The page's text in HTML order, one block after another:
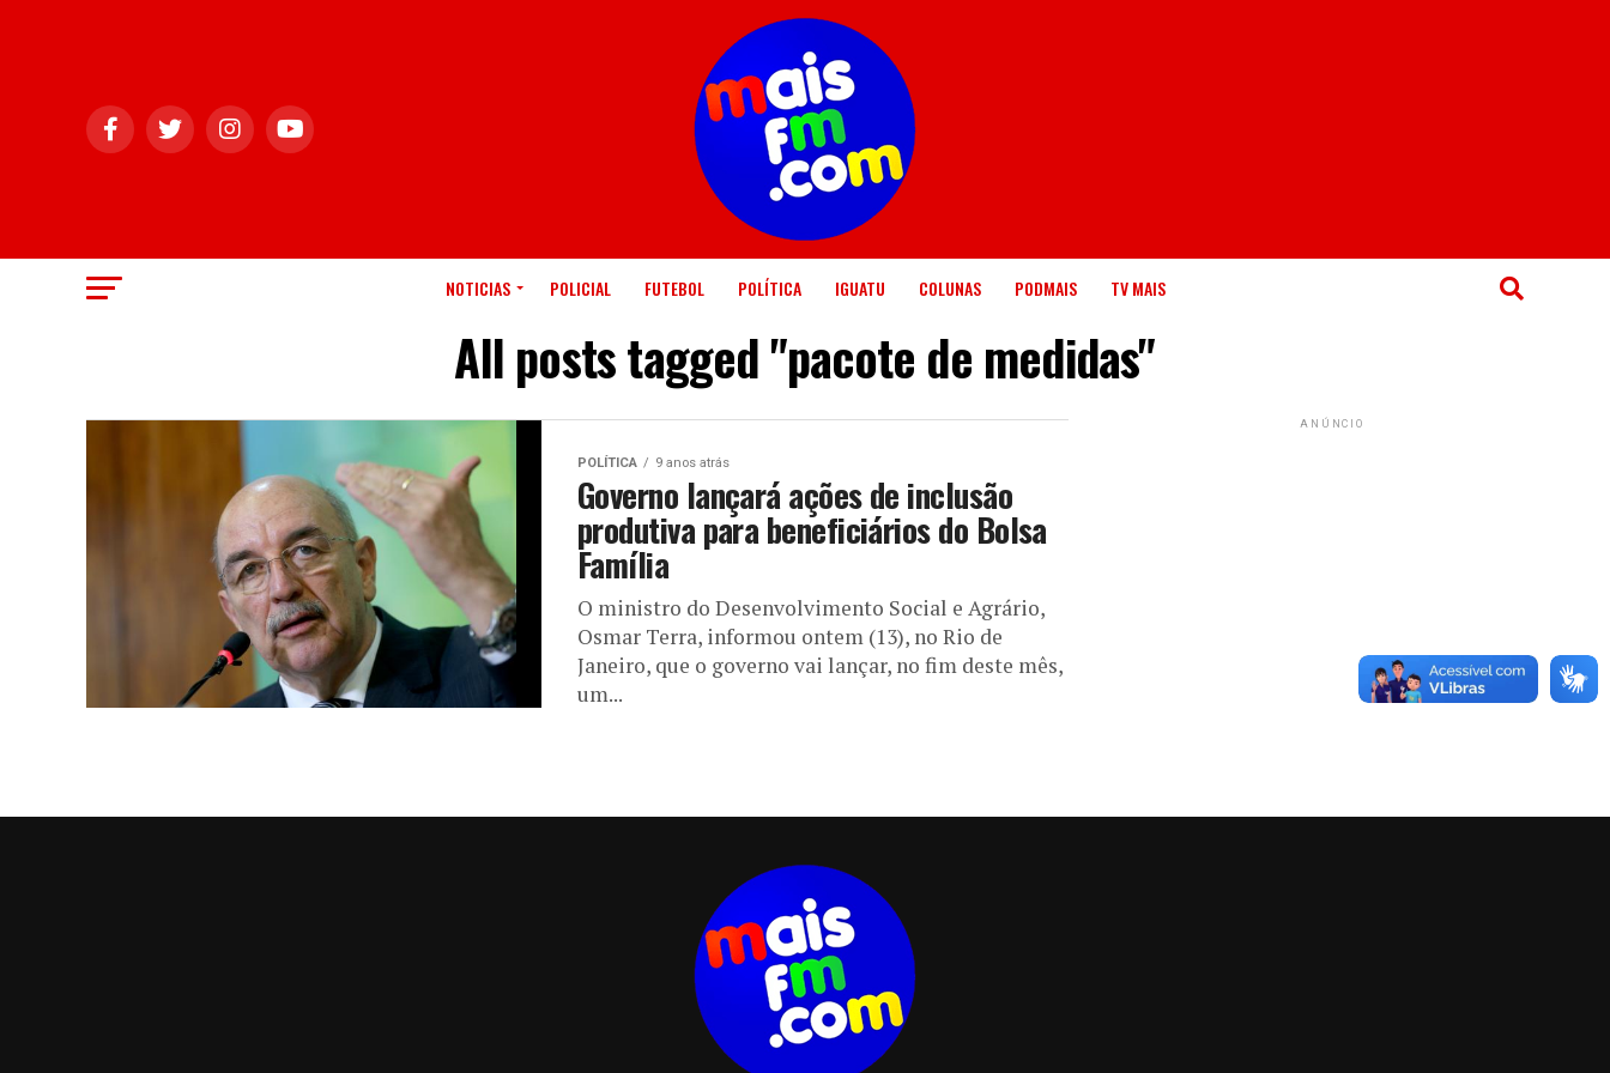
NOTICIAS POLICIAL FUTEBOL POLÍTICA IGUATU COLUNAS PODMAIS TV MAIS
All posts tagged "pacote de medidas"
POLÍTICA 9 anos atrás
Governo lançará ações de inclusão
produtiva para beneficiários do Bolsa
Família
O ministro do Desenvolvimento Social e Agrário,
Osmar Terra, informou ontem (13), no Rio de
Janeiro, que o governo vai lançar, no fim deste mês,
um...
ANÚNCIO